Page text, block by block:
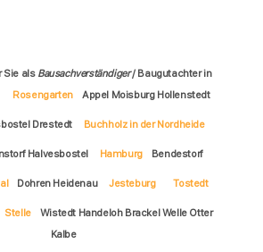
Sie als Bausachverständiger/ Baugutachter in
Rosengarten Appel Moisburg Hollenstedt
Drestedt Buchholz in der Nordheide
Halvesbostel Hamburg Bendestorf
Dohren Heidenau Jesteburg Tostedt
Stelle
Wistedt Handeloh Brackel Welle Otter
Kalbe